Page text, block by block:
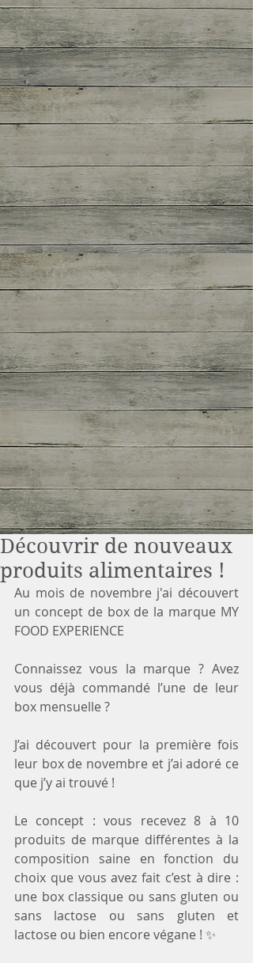
Découvrir de nouveaux
produits alimentaires !
Au mois de novembre j'ai découvert
un concept de box de la marque MY
FOOD EXPERIENCE
Connaissez vous la marque ? Avez
vous déjà commandé l’une de leur
box mensuelle ?
J’ai découvert pour la première fois
leur box de novembre et j’ai adoré ce
que j’y ai trouvé !
Le concept : vous recevez 8 à 10
produits de marque différentes à la
composition saine en fonction du
choix que vous avez fait c’est à dire :
une box classique ou sans gluten ou
sans lactose ou sans gluten et
lactose ou bien encore végane ! ✨